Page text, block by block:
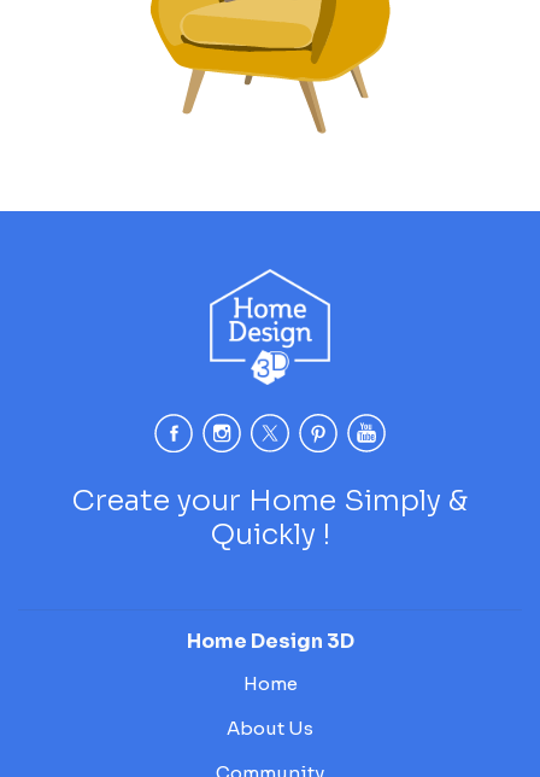
Create your Home Simply &
Quickly !
Home Design 3D
Home
About Us
Community